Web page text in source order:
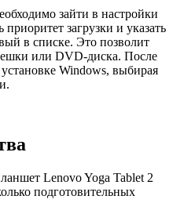
зайти в настройки
загрузки и указать
в списке. Это позволит
или DVD-диска. После
Windows, выбирая
Lenovo Yoga Tablet 2
подготовительных